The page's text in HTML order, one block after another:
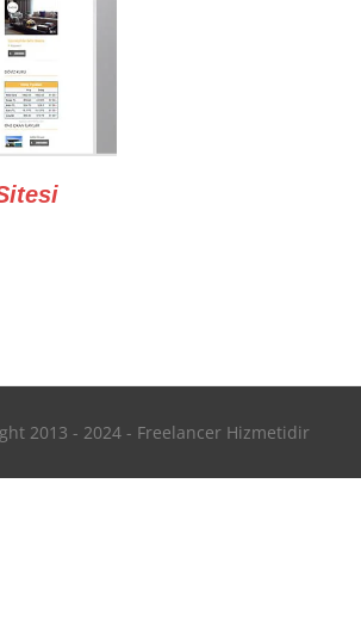
2013 - 2024 - Freelancer Hizmetidir